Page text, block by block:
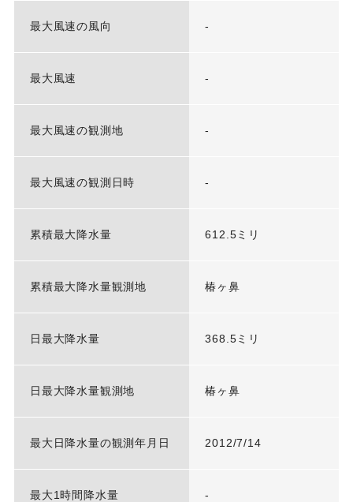
最大風速の風向 -
最大風速 -
最大風速の観測地 -
最大風速の観測日時 -
累積最大降水量 612.5ミリ
累積最大降水量観測地 椿ヶ鼻
日最大降水量 368.5ミリ
日最大降水量観測地 椿ヶ鼻
最大日降水量の観測年月日 2012/7/14
最大1時間降水量 -